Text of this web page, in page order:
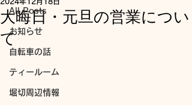
All Posts
お知らせ
自転車の話
ティールーム
堀切周辺情報
大晦日・元旦の営業につい
て